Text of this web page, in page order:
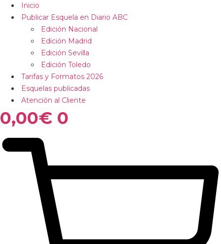
Inicio
Publicar Esquela en Diario ABC
Edición Nacional
Edición Madrid
Edición Sevilla
Edición Toledo
Tarifas y Formatos 2026
Esquelas publicadas
Atención al Cliente
0,00€ 0